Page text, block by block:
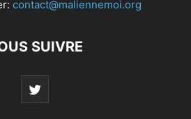
contact@maliennemoi.org
SUIVRE